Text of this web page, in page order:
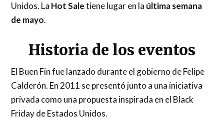
Unidos. La Hot Saletiene lugar en la última semana
de mayo.
Historia de los eventos
El Buen Fin fue lanzado durante el gobierno de Felipe
Calderón. En 2011 se presentó junto a una iniciativa
privada como una propuesta inspirada en el Black
Friday de Estados Unidos.